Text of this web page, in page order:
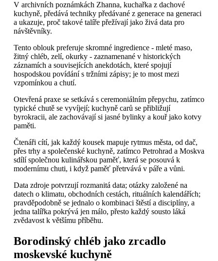
V archivních poznámkách Zhanna, kuchařka z dachové
kuchyně, předává techniky předávané z generace na generaci
a ukazuje, proč takové talíře přežívají jako živá data pro
návštěvníky.
Tento oblouk preferuje skromné ingredience - mleté maso,
žitný chléb, zelí, okurky - zaznamenané v historických
záznamích a souvisejících anekdotách, které spojují
hospodskou povídání s tržními zápisy; je to most mezi
vzpomínkou a chutí.
Otevřená praxe se setkává s ceremoniálním přepychu, zatímco
typické chutě se vyvíjejí; kuchyně carů se přibližují
byrokracii, ale zachovávají si jasné bylinky a kouř jako kotvy
paměti.
Čtenáři cítí, jak každý kousek mapuje rytmus města, od dač,
přes trhy a společenské kuchyně, zatímco Petrohrad a Moskva
sdílí společnou kulinářskou paměť, která se posouvá k
modernímu chuti, i když paměť přetrvává v páře a vůni.
Data zdroje potvrzují rozmanitá data; otázky založené na
datech o klimatu, obchodních cestách, rituálních kalendářích;
pravděpodobně se jednalo o kombinaci štěstí a disciplíny, a
jedna talířka pokrývá jen málo, přesto každý sousto láká
zvědavost k většímu příběhu.
Borodinský chléb jako zrcadlo
moskevské kuchyně